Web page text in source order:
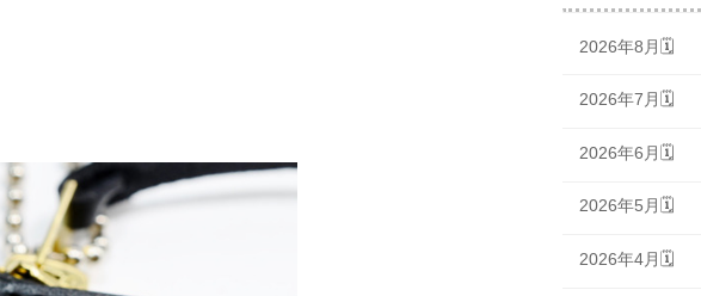
2026年8月🗓
2026年7月🗓
2026年6月🗓
2026年5月🗓
2026年4月🗓